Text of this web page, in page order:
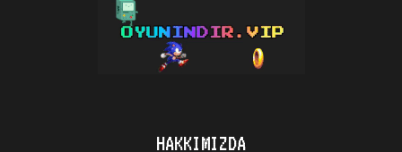
HAKKIMIZDA